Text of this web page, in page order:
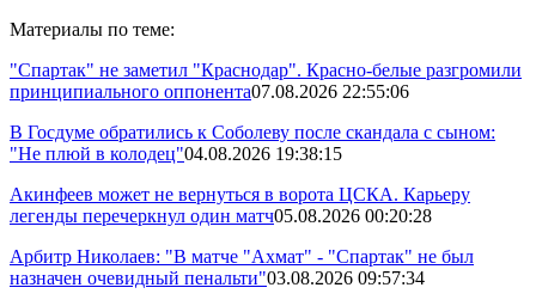
Материалы по теме:
"Спартак" не заметил "Краснодар". Красно-белые разгромили
принципиального оппонента07.08.2026 22:55:06
В Госдуме обратились к Соболеву после скандала с сыном:
"Не плюй в колодец"04.08.2026 19:38:15
Акинфеев может не вернуться в ворота ЦСКА. Карьеру
легенды перечеркнул один матч05.08.2026 00:20:28
Арбитр Николаев: "В матче "Ахмат" - "Спартак" не был
назначен очевидный пенальти"03.08.2026 09:57:34